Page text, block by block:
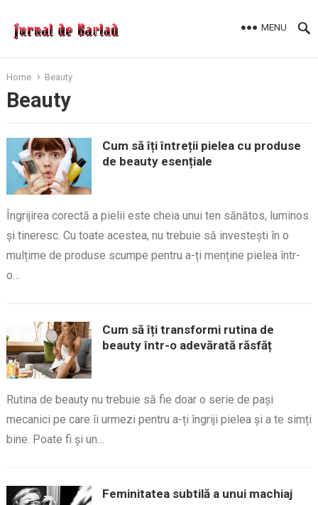
MENU
Home Beauty
Beauty
Cum să îți întreții pielea cu produse
de beauty esențiale
Îngrijirea corectă a pielii este cheia unui ten sănătos, luminos
și tineresc. Cu toate acestea, nu trebuie să investești în o
mulțime de produse scumpe pentru a-ți menține pielea într-
o…
Cum să îți transformi rutina de
beauty într-o adevărată răsfăț
Rutina de beauty nu trebuie să fie doar o serie de pași
mecanici pe care îi urmezi pentru a-ți îngriji pielea și a te simți
bine. Poate fi și un…
Feminitatea subtilă a unui machiaj